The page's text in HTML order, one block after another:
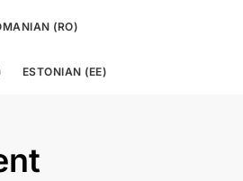
(RO)
ESTONIAN (EE)